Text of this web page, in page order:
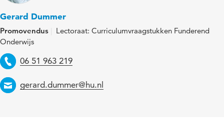
Gerard Dummer
Promovendus
Lectoraat: Curriculumvraagstukken Funderend
Onderwijs
Telefoon
06 51 963 219
Email
gerard.dummer@hu.nl